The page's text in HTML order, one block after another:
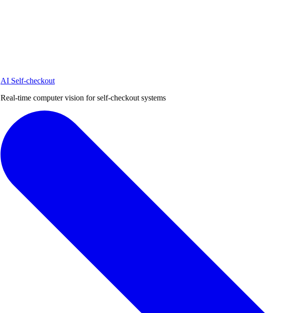
AI Self-checkout
Real-time computer vision for self-checkout systems